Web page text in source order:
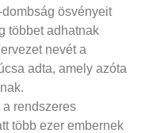
ösvényeit
többet adhatnak
nevét a
adta, amely azóta
rendszeres
több ezer embernek